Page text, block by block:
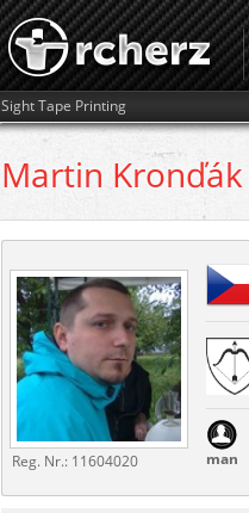
Sight Tape Printing
Martin Kronďák
Reg. Nr.: 11604020 man